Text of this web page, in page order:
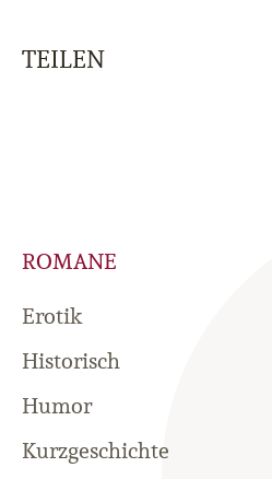
TEILEN
ROMANE
Erotik
Historisch
Humor
Kurzgeschichte